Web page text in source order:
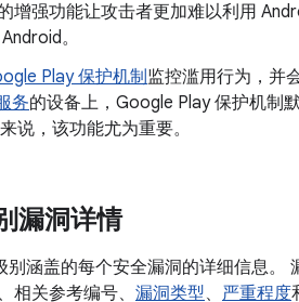
增强功能让攻击者更加难以利用
。
Play 保护机制监控滥用行为，并
务的设备上，Google Play 保护机制
说，该功能尤为重要。
漏洞详情
涵盖的每个安全漏洞的详细信息。
相关参考编号、 漏洞类型、 严重程度